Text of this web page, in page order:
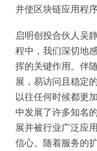
并使区块链应用程
启明创投合伙人吴
程中，我们深切地
挥的关键作用。伴
展，易访问且稳定
以往任何时候都更
中发展了许多知名
展并被行业广泛应
信心。随着服务的